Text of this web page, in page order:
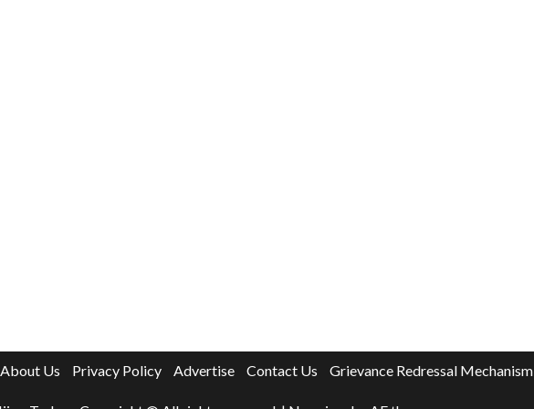
About Us Privacy Policy Advertise Contact Us Grievance Redressal Mechanism